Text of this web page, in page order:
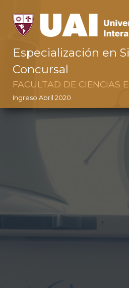
Especialización en
Concursal
FACULTAD DE CIENCIAS
Ingreso Abril 2020